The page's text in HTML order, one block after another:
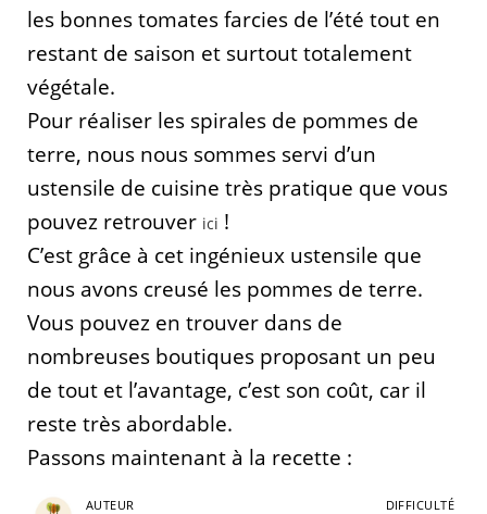
les bonnes tomates farcies de l’été tout en
restant de saison et surtout totalement
végétale.
Pour réaliser les spirales de pommes de
terre, nous nous sommes servi d’un
ustensile de cuisine très pratique que vous
pouvez retrouver ici !
C’est grâce à cet ingénieux ustensile que
nous avons creusé les pommes de terre.
Vous pouvez en trouver dans de
nombreuses boutiques proposant un peu
de tout et l’avantage, c’est son coût, car il
reste très abordable.
Passons maintenant à la recette :
AUTEUR DIFFICULTÉ